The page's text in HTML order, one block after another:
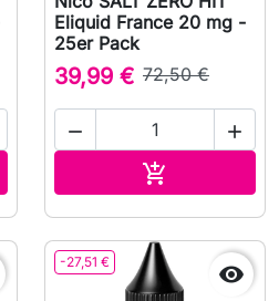
Eliquid France 20 mg -
25er Pack
39,99 € 72,50 €
 

-27,51 € 